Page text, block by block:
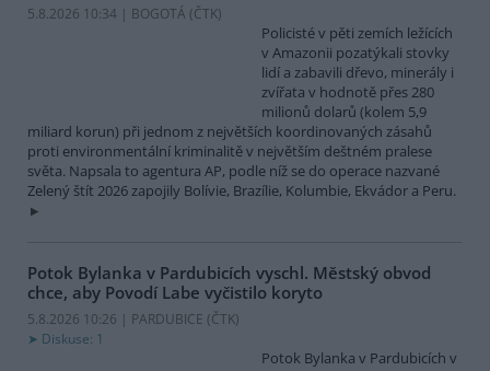
5.8.2026 10:34 | BOGOTÁ (ČTK)
Policisté v pěti zemích ležících
v Amazonii pozatýkali stovky
lidí a zabavili dřevo, minerály i
zvířata v hodnotě přes 280
milionů dolarů (kolem 5,9
miliard korun) při jednom z největších koordinovaných zásahů
proti environmentální kriminalitě v největším deštném pralese
světa. Napsala to agentura AP, podle níž se do operace nazvané
Zelený štít 2026 zapojily Bolívie, Brazílie, Kolumbie, Ekvádor a Peru.
Potok Bylanka v Pardubicích vyschl. Městský obvod
chce, aby Povodí Labe vyčistilo koryto
5.8.2026 10:26 | PARDUBICE (ČTK)
Diskuse: 1
Potok Bylanka v Pardubicích v